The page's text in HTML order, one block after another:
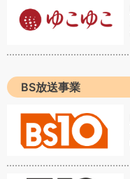
BS放送事業